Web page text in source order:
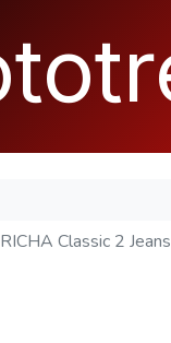
RICHA Classic 2 Jeans